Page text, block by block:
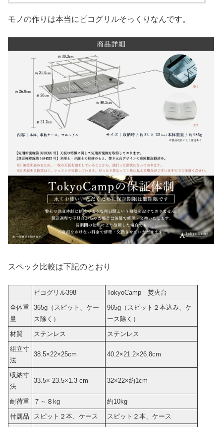
モノの作りは本当にピコグリルそっくりなんです。
スペック比較は下記のとおり
ピコグリル398
TokyoCamp 焚火台
全体重
量
365g（スピット、ケー
ス除く）
965g（スピット２本込み、ケ
ース除く）
材質
ステンレス
ステンレス
組立寸
法
38.5×22×25cm 40.2×21.2×26.8cm
収納寸
法
33.5× 23.5×1.3 cm 32×22×約1cm
耐荷重 ７～８kg
約10kg
付属品
スピット２本、ケース スピット２本、ケース